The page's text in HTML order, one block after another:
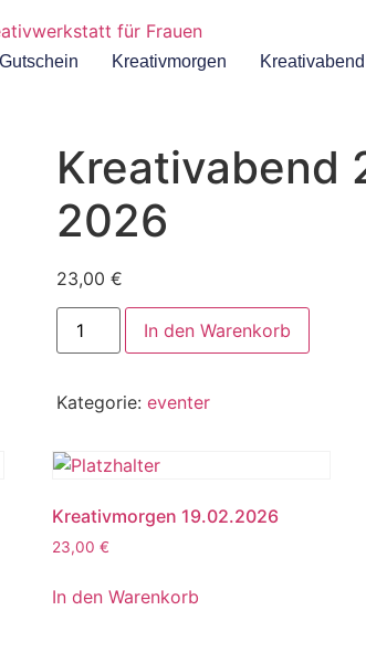
Gutschein Kreativmorgen Kreativabend
Kreativabend
2026
23,00 €
In den Warenkorb
Kategorie: eventer
Kreativmorgen 19.02.2026
23,00€
In den Warenkorb